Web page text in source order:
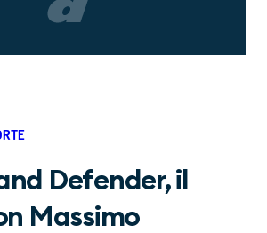
Defender, il
Massimo